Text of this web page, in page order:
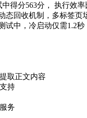
得分563分， 执行效
态回收机制，多标签页
试中，冷启动仅需1.2秒
取正文内容
持
务